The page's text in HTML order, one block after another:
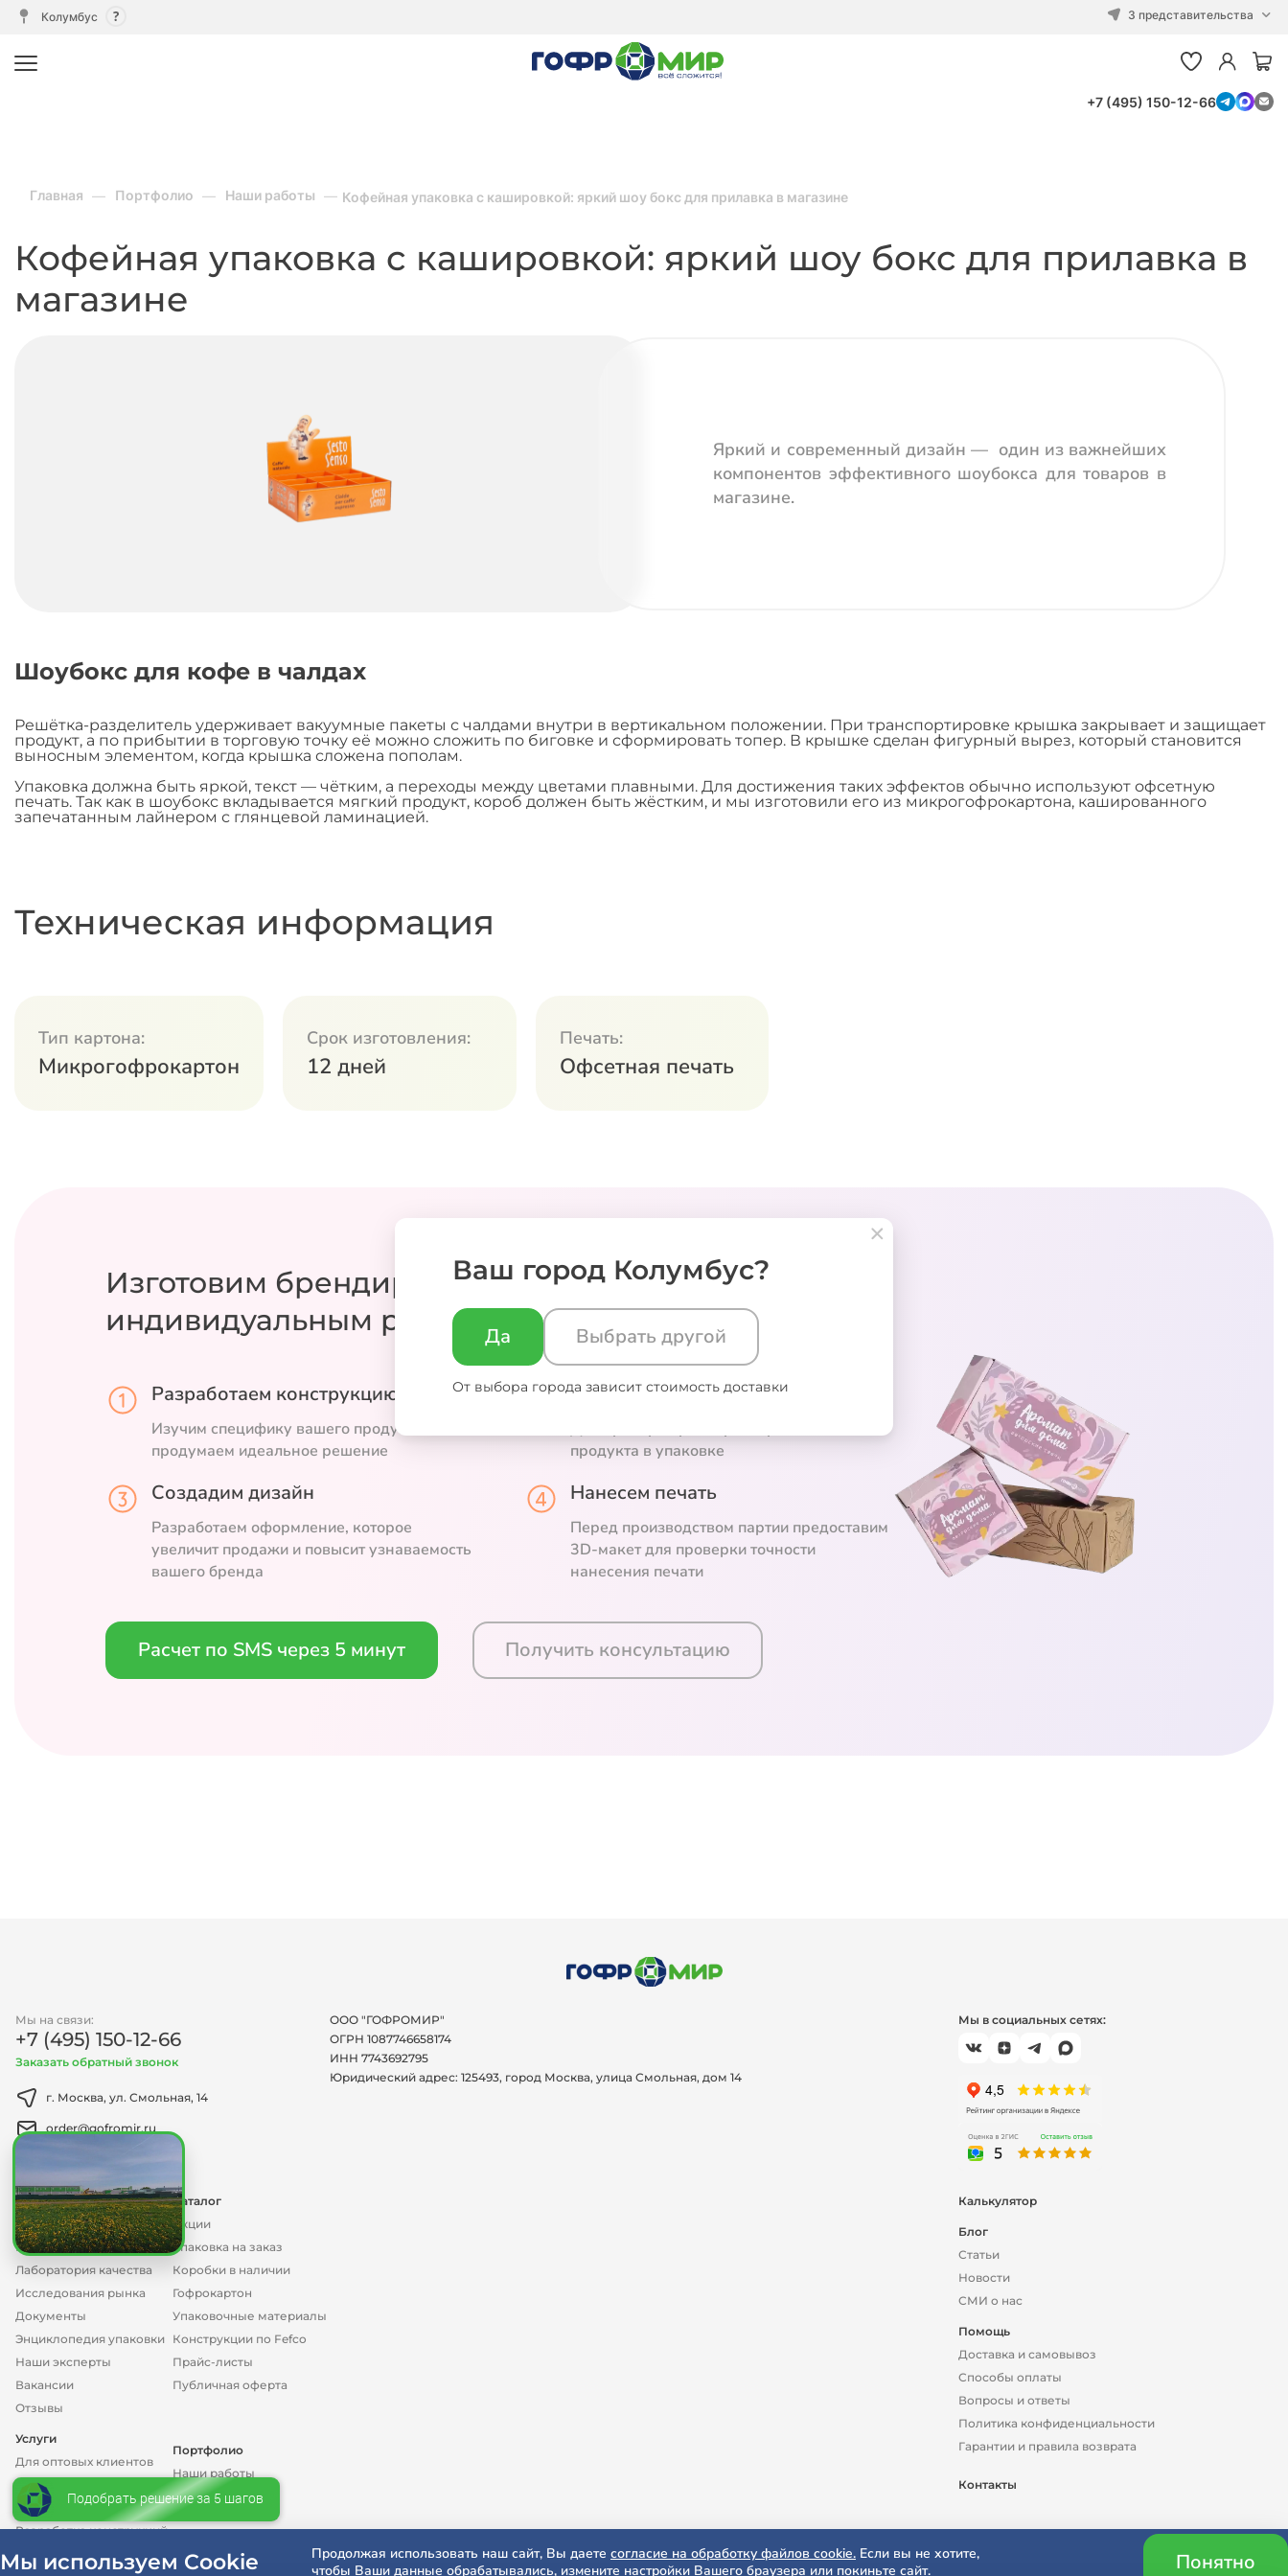
Колумбус 3 представительства
+7 (495) 150-12-66
Главная Портфолио Наши работы Кофейная упаковка с кашировкой: яркий шоу бокс для прилавка в магазине
Кофейная упаковка с кашировкой: яркий шоу бокс для прилавка в
магазине
Яркий и современный дизайн — один из важнейших
компонентов эффективного шоубокса для товаров в
магазине.
Шоубокс для кофе в чалдах
Решётка-разделитель удерживает вакуумные пакеты с чалдами внутри в вертикальном положении. При транспортировке крышка закрывает и защищает
продукт, а по прибытии в торговую точку её можно сложить по биговке и сформировать топер. В крышке сделан фигурный вырез, который становится
выносным элементом, когда крышка сложена пополам.
Упаковка должна быть яркой, текст — чётким, а переходы между цветами плавными. Для достижения таких эффектов обычно используют офсетную
печать. Так как в шоубокс вкладывается мягкий продукт, короб должен быть жёстким, и мы изготовили его из микрогофрокартона, кашированного
запечатанным лайнером с глянцевой ламинацией.
Техническая информация
Тип картона:
Микрогофрокартон
Срок изготовления:
12 дней
Печать:
Офсетная печать
Изготовим брендированную упаковкупо
индивидуальным размерам
Разработаем конструкцию
Изучим специфику вашего продукта и
продумаем идеальное решение
Изготовим бесплатный образец
продукта в упаковке
Создадим дизайн
Разработаем оформление, которое
увеличит продажи и повысит узнаваемость
вашего бренда
Нанесем печать
Перед производством партии предоставим
3D-макет для проверки точности
нанесения печати
Расчет по SMS через 5 минут Получить консультацию
Мы на связи:
+7 (495) 150-12-66
Заказать обратный звонок
г. Москва, ул. Смольная, 14
order@gofromir.ru
ООО "ГОФРОМИР"
ОГРН 1087746658174
ИНН 7743692795
Юридический адрес: 125493, город Москва, улица Смольная, дом 14
Мы в социальных сетях:
О нас
О компании
Производство
Лаборатория качества
Исследования рынка
Документы
Энциклопедия упаковки
Наши эксперты
Вакансии
Отзывы
Услуги
Для оптовых клиентов
Коробки с печатью
Разработка дизайна
Разработка конструкций
Каталог
Акции
Упаковка на заказ
Коробки в наличии
Гофрокартон
Упаковочные материалы
Конструкции по Fefco
Прайс-листы
Публичная оферта
Портфолио
Наши работы
Бизнес-кейсы
Контакты
Калькулятор
Блог
Статьи
Новости
СМИ о нас
Помощь
Доставка и самовывоз
Способы оплаты
Вопросы и ответы
Политика конфиденциальности
Гарантии и правила возврата
Мы используем Cookie Продолжая использовать наш сайт, Вы даете согласие на обработку файлов cookie. Если вы не хотите,
чтобы Ваши данные обрабатывались, измените настройки Вашего браузера или покиньте сайт.
Понятно
Ваш город Колумбус?
Да Выбрать другой
От выбора города зависит стоимость доставки
Подобрать решение за 5 шагов